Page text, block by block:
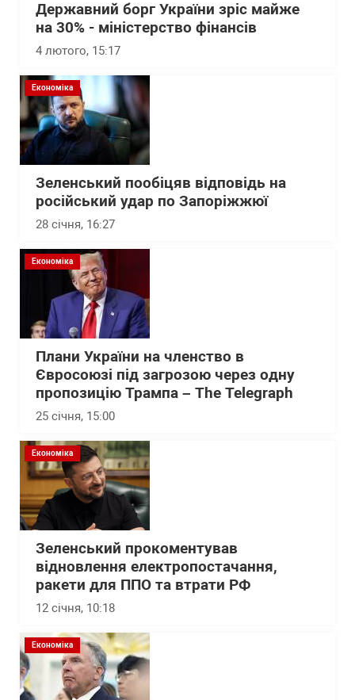
Державний борг України зріс майже
на 30% - міністерство фінансів
4 лютого, 15:17
Економіка
Зеленський пообіцяв відповідь на
російський удар по Запоріжжюї
28 січня, 16:27
Економіка
Плани України на членство в
Євросоюзі під загрозою через одну
пропозицію Трампа – The Telegraph
25 січня, 15:00
Економіка
Зеленський прокоментував
відновлення електропостачання,
ракети для ППО та втрати РФ
12 січня, 10:18
Економіка